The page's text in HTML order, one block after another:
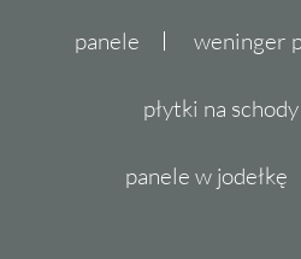
panele weninger
płytki na schody
panele w jodełkę